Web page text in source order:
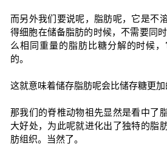
而另外我们要说呢，脂肪呢，它是不
得细胞在储备脂肪的时候，不需要同
么相同重量的脂肪比糖分解的时候
的。
这就意味着储存脂肪呢会比储存糖更加
那我们的脊椎动物祖先显然是看中了
大好处，为此呢就进化出了独特的脂
肪组织。当然了。